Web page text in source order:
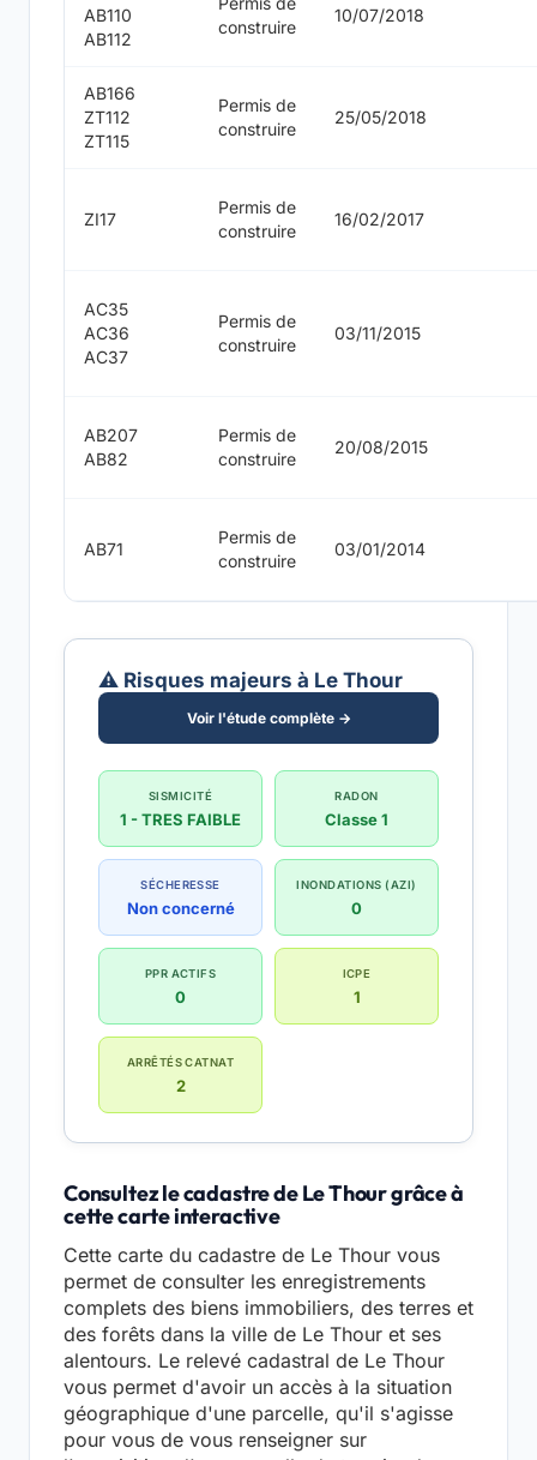
AB110
AB112
construire
10/07/2018
AB166
ZT112
ZT115
Permis de
construire
25/05/2018
ZI17
Permis de
construire
16/02/2017
AC35
AC36
AC37
Permis de
construire
03/11/2015
AB207
AB82
Permis de
construire
20/08/2015
AB71
Permis de
construire
03/01/2014
⚠️ Risques majeurs à Le Thour
Voir l'étude complète →
SISMICITÉ
1 - TRES FAIBLE
RADON
Classe 1
SÉCHERESSE
Non concerné
INONDATIONS (AZI)
0
PPR ACTIFS
0
ICPE
1
ARRÊTÉS CATNAT
2
Consultez le cadastre de Le Thour grâce à
cette carte interactive
Cette carte du cadastre de Le Thour vous
permet de consulter les enregistrements
complets des biens immobiliers, des terres et
des forêts dans la ville de Le Thour et ses
alentours. Le relevé cadastral de Le Thour
vous permet d'avoir un accès à la situation
géographique d'une parcelle, qu'il s'agisse
pour vous de vous renseigner sur